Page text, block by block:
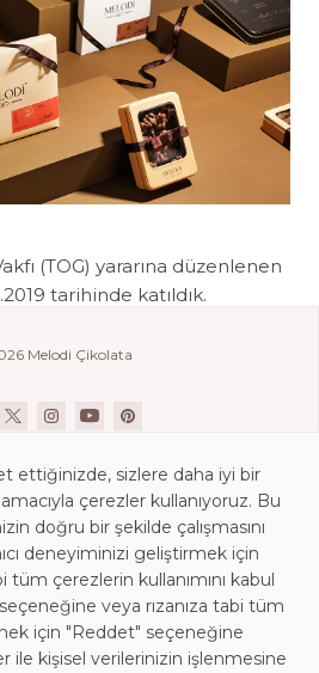
(TOG) yararına düzenlenen
tarihinde katıldık.
Melodi Çikolata
Bilgileri
Aydınlatma Beyanı
Aydınlatma Beyanı
ettiğinizde, sizlere daha iyi bir
çerezler kullanıyoruz. Bu
doğru bir şekilde çalışmasını
deneyiminizi geliştirmek için
tüm çerezlerin kullanımını kabul
veya rızanıza tabi tüm
için "Reddet" seçeneğine
ile kişisel verilerinizin işlenmesine